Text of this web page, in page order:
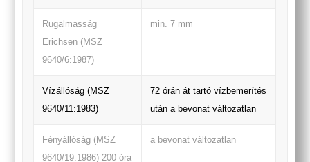
Rugalmasság
Erichsen (MSZ
9640/6:1987)
min. 7 mm
Vízállóság (MSZ
9640/11:1983)
72 órán át tartó vízbemerítés
után a bevonat változatlan
Fényállóság (MSZ
9640/19:1986) 200 óra
a bevonat változatlan